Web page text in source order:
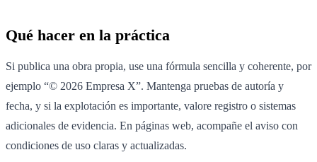
Qué hacer en la práctica
Si publica una obra propia, use una fórmula sencilla y coherente, por
ejemplo “© 2026 Empresa X”. Mantenga pruebas de autoría y
fecha, y si la explotación es importante, valore registro o sistemas
adicionales de evidencia. En páginas web, acompañe el aviso con
condiciones de uso claras y actualizadas.